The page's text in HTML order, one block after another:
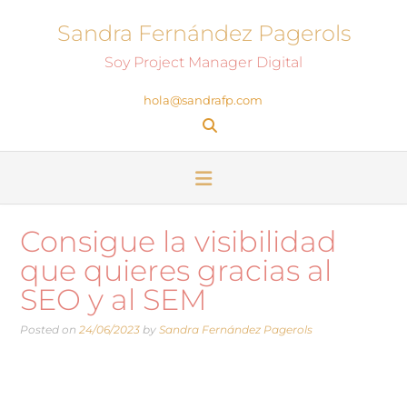
Sandra Fernández Pagerols
Soy Project Manager Digital
hola@sandrafp.com
Consigue la visibilidad
que quieres gracias al
SEO y al SEM
Posted on 24/06/2023 by Sandra Fernández Pagerols